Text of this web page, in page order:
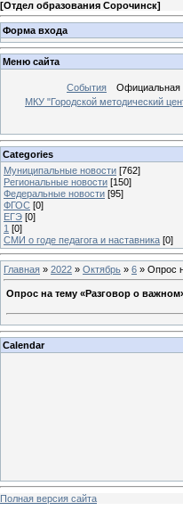
[Отдел образования Сорочинск]
Форма входа
Меню сайта
События Официальная
МКУ "Городской методический
Categories
Муниципальные новости [762]
Региональные новости [150]
Федеральные новости [95]
ФГОС [0]
ЕГЭ [0]
1 [0]
СМИ о годе педагога и наставника [0]
Главная » 2022 » Октябрь » 6 » Опрос
Опрос на тему «Разговор о
Calendar
Полная версия сайта